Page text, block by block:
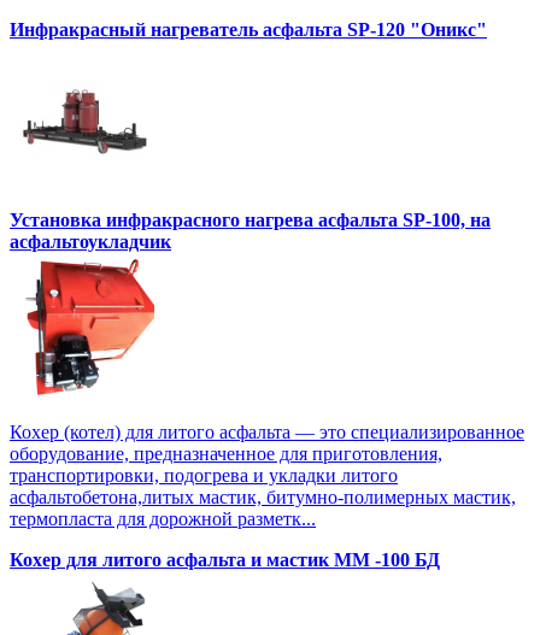
Инфракрасный нагреватель асфальта SP-120 "Оникс"
Установка инфракрасного нагрева асфальта SP-100, на
асфальтоукладчик
Кохер (котел) для литого асфальта — это специализированное
оборудование, предназначенное для приготовления,
транспортировки, подогрева и укладки литого
асфальтобетона,литых мастик, битумно-полимерных мастик,
термопласта для дорожной разметк...
Кохер для литого асфальта и мастик MM -100 БД